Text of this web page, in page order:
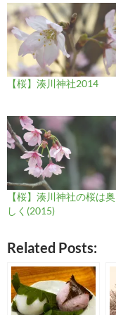
【桜】湊川神社2014
【桜】湊川神社の桜は
しく(2015)
Related Posts: